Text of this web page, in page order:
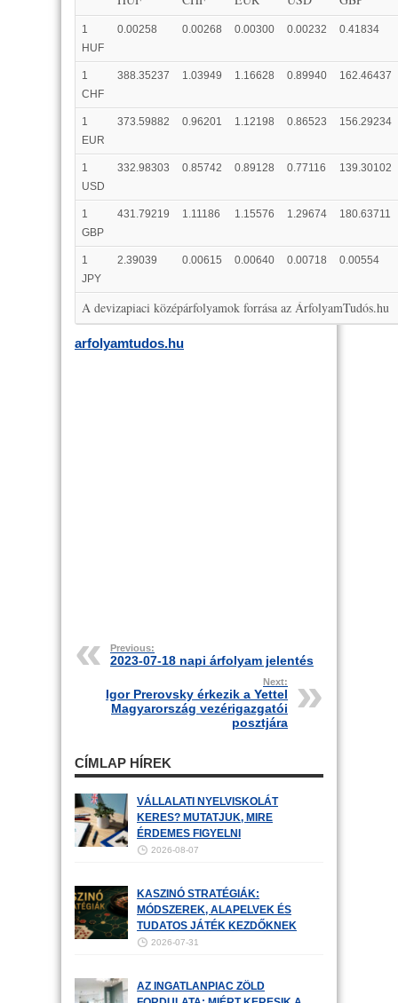
1
HUF
0.00258 0.00268 0.00300 0.00232 0.41834
1
CHF
388.35237 1.03949 1.16628 0.89940 162.46437
1
EUR
373.59882 0.96201 1.12198 0.86523 156.29234
1
USD
332.98303 0.85742 0.89128 0.77116 139.30102
1
GBP
431.79219 1.11186 1.15576 1.29674 180.63711
1
JPY
2.39039 0.00615 0.00640 0.00718 0.00554
A devizapiaci középárfolyamok forrása az ÁrfolyamTudós.hu
arfolyamtudos.hu
Previous:
2023-07-18 napi árfolyam jelentés
Next:
Igor Prerovsky érkezik a Yettel
Magyarország vezérigazgatói
posztjára
CÍMLAP HÍREK
VÁLLALATI NYELVISKOLÁT
KERES? MUTATJUK, MIRE
ÉRDEMES FIGYELNI
2026-08-07
KASZINÓ STRATÉGIÁK:
MÓDSZEREK, ALAPELVEK ÉS
TUDATOS JÁTÉK KEZDŐKNEK
2026-07-31
AZ INGATLANPIAC ZÖLD